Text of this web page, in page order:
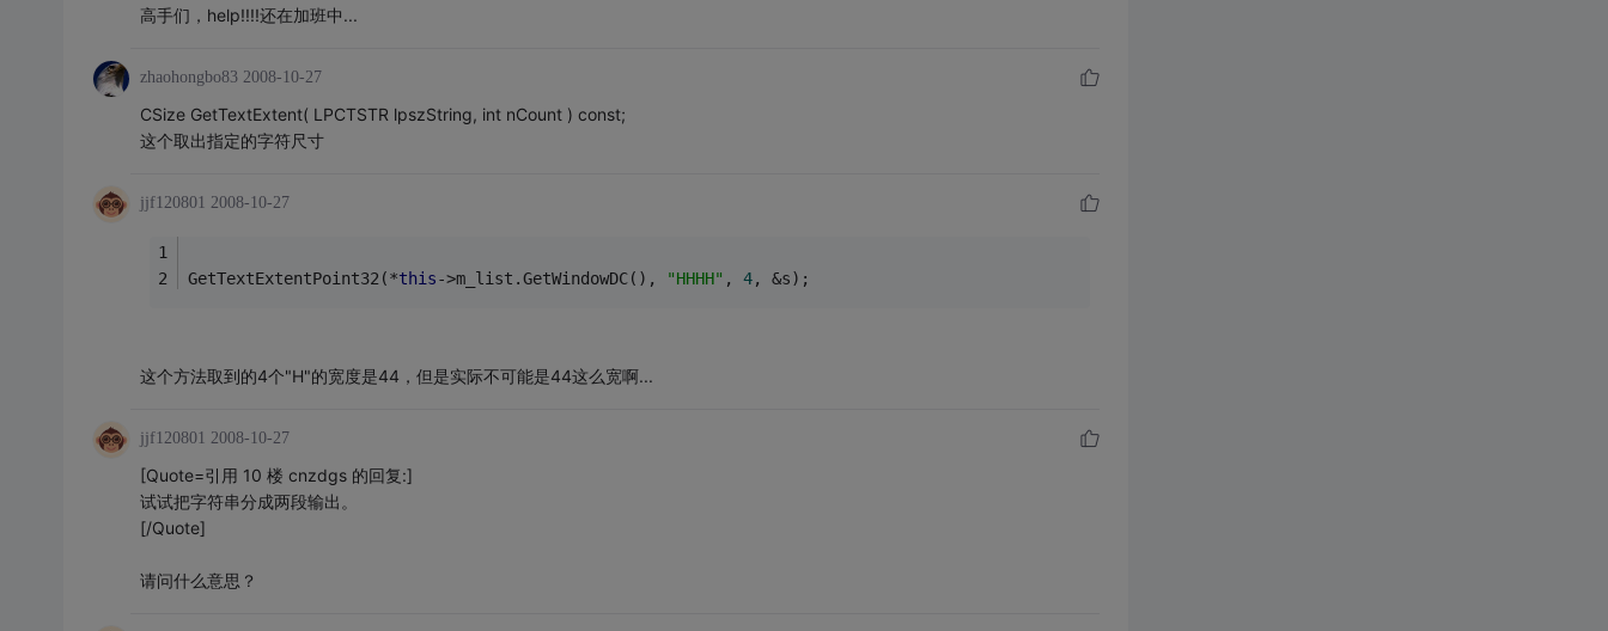
高手们，help!!!!还在加班中...
zhaohongbo83 2008-10-27
CSize GetTextExtent( LPCTSTR lpszString, int nCount ) const;
这个取出指定的字符尺寸
jjf120801 2008-10-27
GetTextExtentPoint32(*this->m_list.GetWindowDC(), "HHHH" , 4, &s);
这个方法取到的4个"H"的宽度是44，但是实际不可能是44这么宽啊...
jjf120801 2008-10-27
[Quote=引用 10 楼 cnzdgs 的回复:]
试试把字符串分成两段输出。
[/Quote]
请问什么意思？